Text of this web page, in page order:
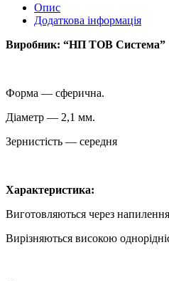
Опис
Додаткова інформація
Виробник: “НП ТОВ Система”
Форма — сферична.
Діаметр — 2,1 мм.
Зернистість — середня
Характеристика:
Виготовляються через напилення
Вирізняються високою